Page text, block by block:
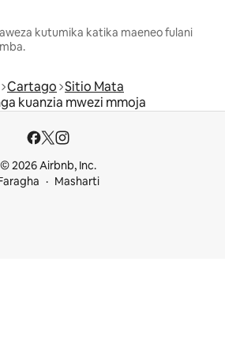
kutumika katika maeneo fulani
Cartago Sitio Mata
kuanzia mwezi mmoja
© 2026 Airbnb, Inc.
Masharti